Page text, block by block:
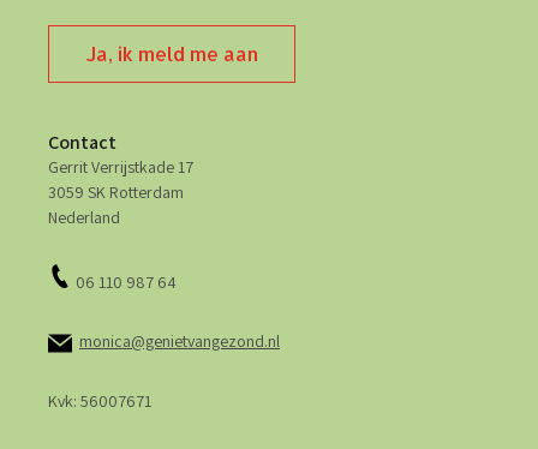
Ja, ik meld me aan
Contact
Gerrit Verrijstkade 17
3059 SK Rotterdam
Nederland
06 110 987 64
monica@genietvangezond.nl
Kvk: 56007671